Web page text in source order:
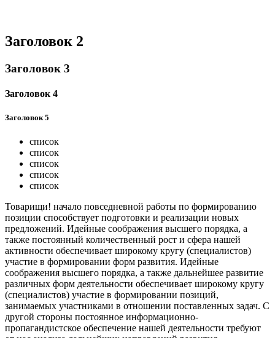
Заголовок 2
Заголовок 3
Заголовок 4
Заголовок 5
список
список
список
список
список
Товарищи! начало повседневной работы по формированию
позиции способствует подготовки и реализации новых
предложений. Идейные соображения высшего порядка, а
также постоянный количественный рост и сфера нашей
активности обеспечивает широкому кругу (специалистов)
участие в формировании форм развития. Идейные
соображения высшего порядка, а также дальнейшее развитие
различных форм деятельности обеспечивает широкому кругу
(специалистов) участие в формировании позиций,
занимаемых участниками в отношении поставленных задач. С
другой стороны постоянное информационно-
пропагандистское обеспечение нашей деятельности требуют